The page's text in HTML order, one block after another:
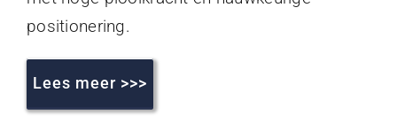
positionering.
Lees meer >>>